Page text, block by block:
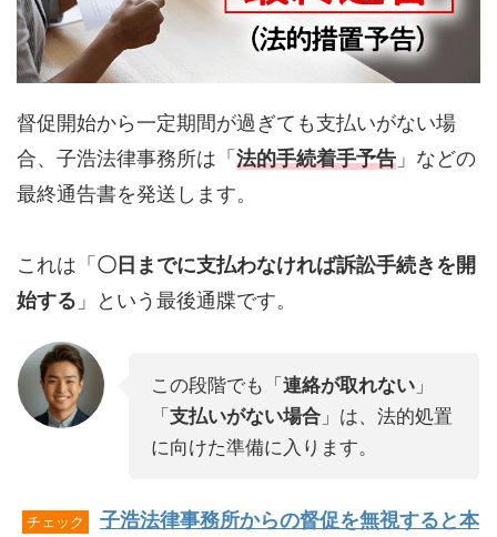
督促開始から一定期間が過ぎても支払いがない場
合、子浩法律事務所は「法的手続着手予告 」などの
最終通告書を発送します。
これは「〇日までに支払わなければ訴訟手続きを開
始する 」という最後通牒です。
この段階でも「連絡が取れない 」
「支払いがない場合 」は、法的処置
に向けた準備に入ります。
チェック
子浩法律事務所からの督促を無視すると本